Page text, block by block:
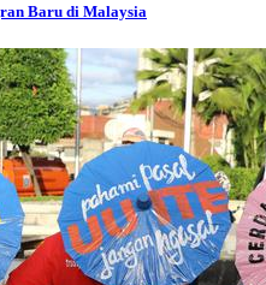
Baru di Malaysia